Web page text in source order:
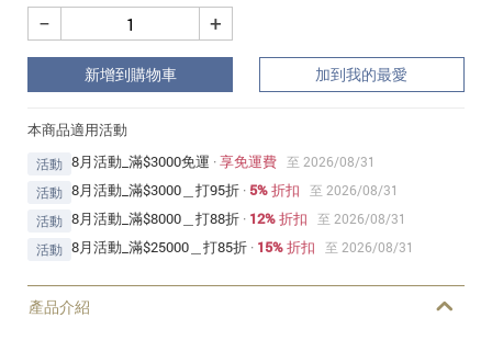
+
−
新增到購物車 加到我的最愛
本商品適用活動
活動 8月活動_滿$3000免運 ·享免運費
至 2026/08/31
活動 8月活動_滿$3000＿打95折 · 5% 折扣
至 2026/08/31
活動 8月活動_滿$8000＿打88折 · 12% 折扣
至 2026/08/31
活動 8月活動_滿$25000＿打85折 · 15% 折扣 至 2026/08/31
產品介紹